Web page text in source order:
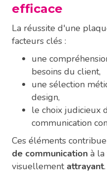
efficace
La réussite d'une
facteurs clés :
une
besoins du client,
une sélection
design,
le choix judicieux
communication
Ces éléments
de communication à la
visuellement attrayant.